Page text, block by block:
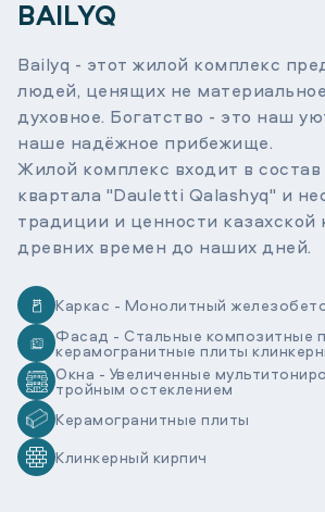
BAILYQ
Bailyq - этот жилой комплекс
людей, ценящих не материальное
духовное. Богатство - это наш
наше надёжное прибежище.
Жилой комплекс входит в состав
квартала "Dauletti Qalashyq" и
традиции и ценности казахской
древних времен до наших дней.
Каркас - Монолитный
Фасад - Стальные композитные
керамогранитные плиты
Окна - Увеличенные
тройным остеклением
Керамогранитные плиты
Клинкерный кирпич